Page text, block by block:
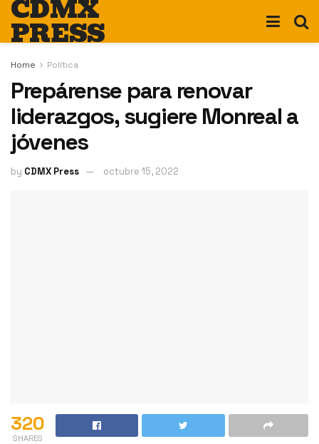
CDMX
PRESS
Home Política
Prepárense para renovar
liderazgos, sugiere Monreal a
jóvenes
by CDMX Press octubre 15, 2022
320
SHARES